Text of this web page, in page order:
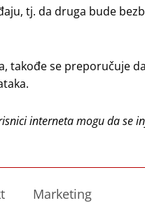
tj. da druga bude
takođe se preporučuje
interneta mogu da se
Marketing